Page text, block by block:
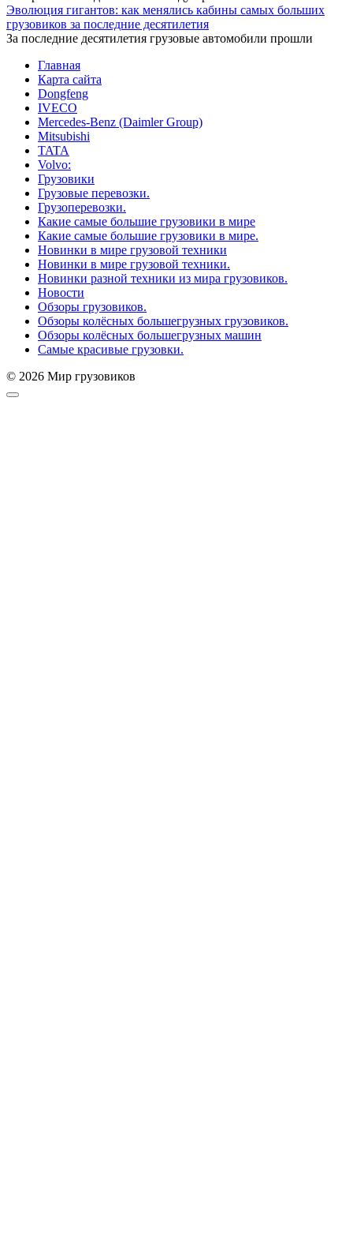
Эволюция гигантов: как менялись кабины самых больших
грузовиков за последние десятилетия
За последние десятилетия грузовые автомобили прошли
Главная
Карта сайта
Dongfeng
IVECO
Mercedes-Benz (Daimler Group)
Mitsubishi
TATA
Volvo:
Грузовики
Грузовые перевозки.
Грузоперевозки.
Какие самые большие грузовики в мире
Какие самые большие грузовики в мире.
Новинки в мире грузовой техники
Новинки в мире грузовой техники.
Новинки разной техники из мира грузовиков.
Новости
Обзоры грузовиков.
Обзоры колёсных большегрузных грузовиков.
Обзоры колёсных большегрузных машин
Самые красивые грузовки.
© 2026 Мир грузовиков